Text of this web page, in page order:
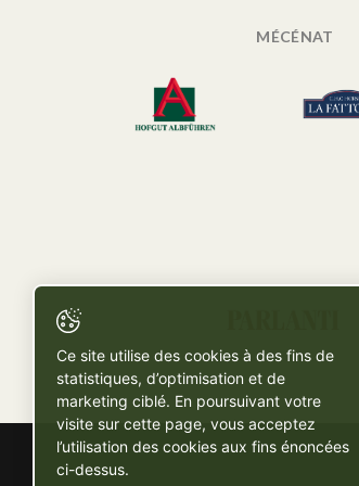
MÉCÉNAT
Ce site utilise des cookies à des fins de
statistiques, d’optimisation et de
marketing ciblé. En poursuivant votre
visite sur cette page, vous acceptez
l’utilisation des cookies aux fins énoncées
ci-dessus.